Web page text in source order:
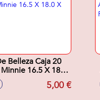
Belleza Caja 20
Minnie 16.5 X 18.0
5,00 €